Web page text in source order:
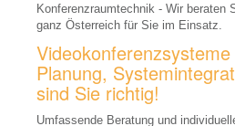
Interaktive
Visualizer
Medienmöbel
Konferenzraumtechnik - Wir beraten
ganz Österreich für Sie im Einsatz.
Planung,
sind Sie richtig!
Umfassende Beratung und